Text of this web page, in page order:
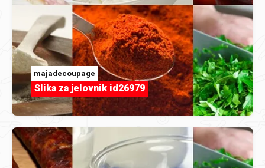
majadecoupage
Slika za jelovnik id26979